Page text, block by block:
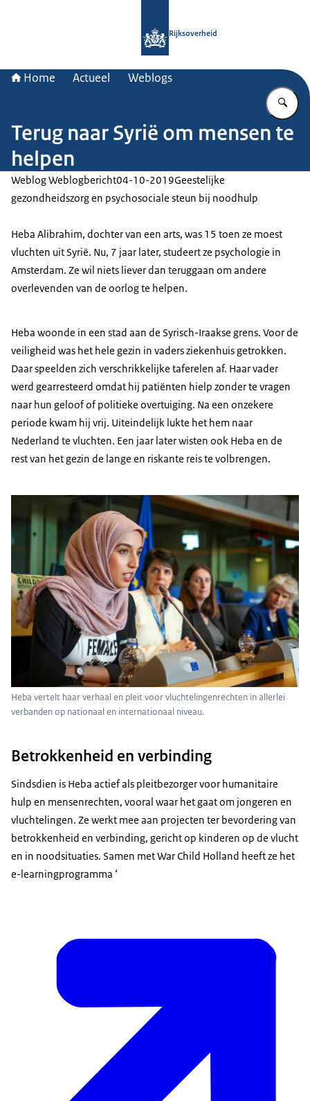
Rijksoverheid
Home Actueel Weblogs
Terug naar Syrië om mensen te
helpen
Weblog Weblogbericht04-10-2019Geestelijke
gezondheidszorg en psychosociale steun bij noodhulp
Heba Alibrahim, dochter van een arts, was 15 toen ze moest
vluchten uit Syrië. Nu, 7 jaar later, studeert ze psychologie in
Amsterdam. Ze wil niets liever dan teruggaan om andere
overlevenden van de oorlog te helpen.
Heba woonde in een stad aan de Syrisch-Iraakse grens. Voor de
veiligheid was het hele gezin in vaders ziekenhuis getrokken.
Daar speelden zich verschrikkelijke taferelen af. Haar vader
werd gearresteerd omdat hij patiënten hielp zonder te vragen
naar hun geloof of politieke overtuiging. Na een onzekere
periode kwam hij vrij. Uiteindelijk lukte het hem naar
Nederland te vluchten. Een jaar later wisten ook Heba en de
rest van het gezin de lange en riskante reis te volbrengen.
Heba vertelt haar verhaal en pleit voor vluchtelingenrechten in allerlei
verbanden op nationaal en internationaal niveau.
Betrokkenheid en verbinding
Sindsdien is Heba actief als pleitbezorger voor humanitaire
hulp en mensenrechten, vooral waar het gaat om jongeren en
vluchtelingen. Ze werkt mee aan projecten ter bevordering van
betrokkenheid en verbinding, gericht op kinderen op de vlucht
en in noodsituaties. Samen met War Child Holland heeft ze het
e-learningprogramma ‘